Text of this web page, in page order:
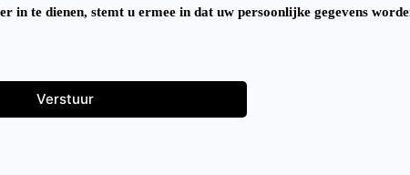
u
l
in te dienen, stemt u ermee in dat uw persoonlijke gegevens